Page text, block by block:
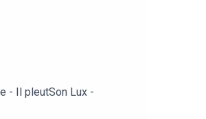
- Il pleutSon Lux -